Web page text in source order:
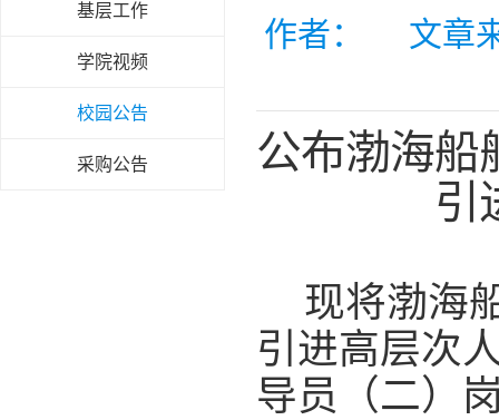
基层工作
学院视频
校园公告
采购公告
作者： 文章
公布渤海船
引
现将渤海
引进高层次
导员（二）